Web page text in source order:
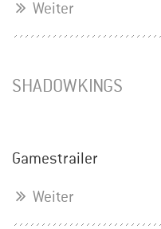
Weiter
SHADOWKINGS
Gamestrailer
Weiter